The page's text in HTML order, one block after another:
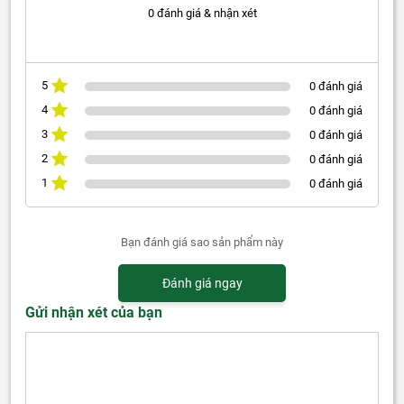
0 đánh giá & nhận xét
5
0 đánh giá
4
0 đánh giá
3
0 đánh giá
2
0 đánh giá
1
0 đánh giá
Bạn đánh giá sao sản phẩm này
Đánh giá ngay
Gửi nhận xét của bạn